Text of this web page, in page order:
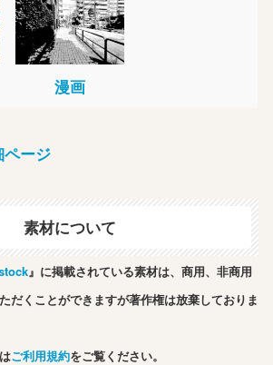
漫画
ページ
素材について
』に掲載されている素材は、商用、非商用
だくことができますが著作権は放棄しておりま
ご利用規約をご覧ください。